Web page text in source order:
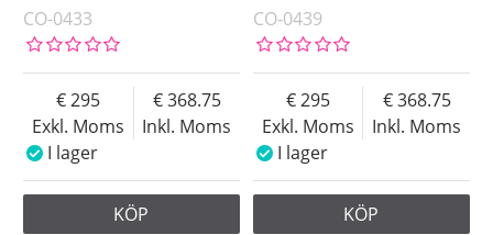
CO-0433
Exkl. Moms
295
Inkl. Moms
368.75
I lager
KÖP
CO-0439
Exkl. Moms
295
Inkl. Moms
368.75
I lager
KÖP